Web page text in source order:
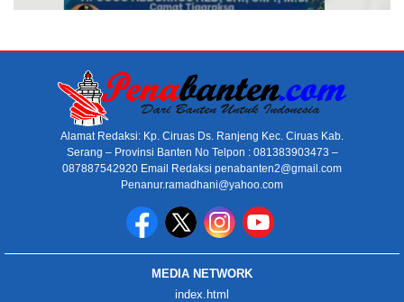
Alamat Redaksi: Kp. Ciruas Ds. Ranjeng Kec. Ciruas Kab.
Serang – Provinsi Banten No Telpon : 081383903473 –
087887542920 Email Redaksi penabanten2@gmail.com
Penanur.ramadhani@yahoo.com
MEDIA NETWORK
index.html